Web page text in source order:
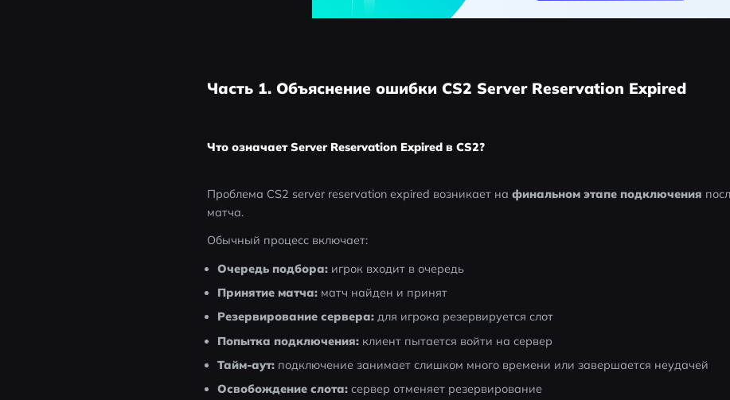
Часть 1. Объяснение ошибки CS2 Server Reservation Expired
Что означает Server Reservation Expired в CS2?
Проблема CS2 server reservation expired возникает на финальном этапе подключения
матча.
Обычный процесс включает:
Очередь подбора: игрок входит в очередь
Принятие матча: матч найден и принят
Резервирование сервера: для игрока резервируется слот
Попытка подключения: клиент пытается войти на сервер
Тайм-аут: подключение занимает слишком много времени или завершается неудачей
Освобождение слота: сервер отменяет резервирование